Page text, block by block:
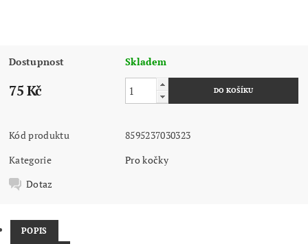
Dostupnost Skladem
75 Kč
Kód produktu
8595237030323
Kategorie
Pro kočky
Dotaz
POPIS